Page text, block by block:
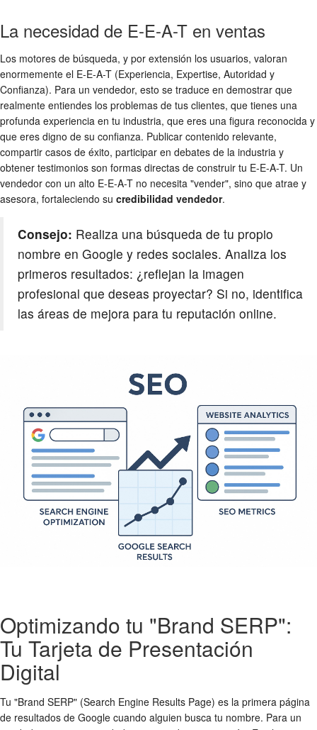
La necesidad de E-E-A-T en ventas
Los motores de búsqueda, y por extensión los usuarios, valoran
enormemente el E-E-A-T (Experiencia, Expertise, Autoridad y
Confianza). Para un vendedor, esto se traduce en demostrar que
realmente entiendes los problemas de tus clientes, que tienes una
profunda experiencia en tu industria, que eres una figura reconocida y
que eres digno de su confianza. Publicar contenido relevante,
compartir casos de éxito, participar en debates de la industria y
obtener testimonios son formas directas de construir tu E-E-A-T. Un
vendedor con un alto E-E-A-T no necesita "vender", sino que atrae y
asesora, fortaleciendo su credibilidad vendedor.
Consejo: Realiza una búsqueda de tu propio
nombre en Google y redes sociales. Analiza los
primeros resultados: ¿reflejan la imagen
profesional que deseas proyectar? Si no, identifica
las áreas de mejora para tu reputación online.
Optimizando tu "Brand SERP":
Tu Tarjeta de Presentación
Digital
Tu "Brand SERP" (Search Engine Results Page) es la primera página
de resultados de Google cuando alguien busca tu nombre. Para un